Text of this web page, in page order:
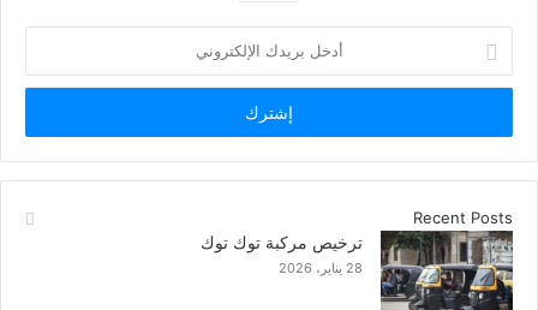
بريدك
الإلكتروني
Recent Posts
ترخيص مركبة توك توك
28 يناير، 2026